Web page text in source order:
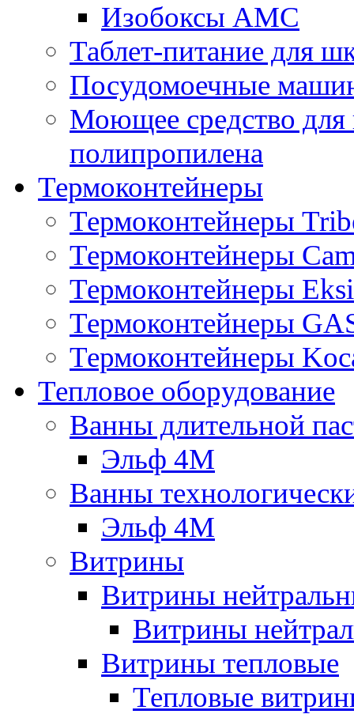
Изобоксы AMC
Таблет-питание для
Посудомоечные
Моющее средство для
полипропилена
Термоконтейнеры
Термоконтейнеры
Термоконтейнеры
Термоконтейнеры Eksi
Термоконтейнеры
Термоконтейнеры
Тепловое оборудование
Ванны длительной
Эльф 4М
Ванны
Эльф 4М
Витрины
Витрины
Витрины
Витрины тепловые
Тепловые